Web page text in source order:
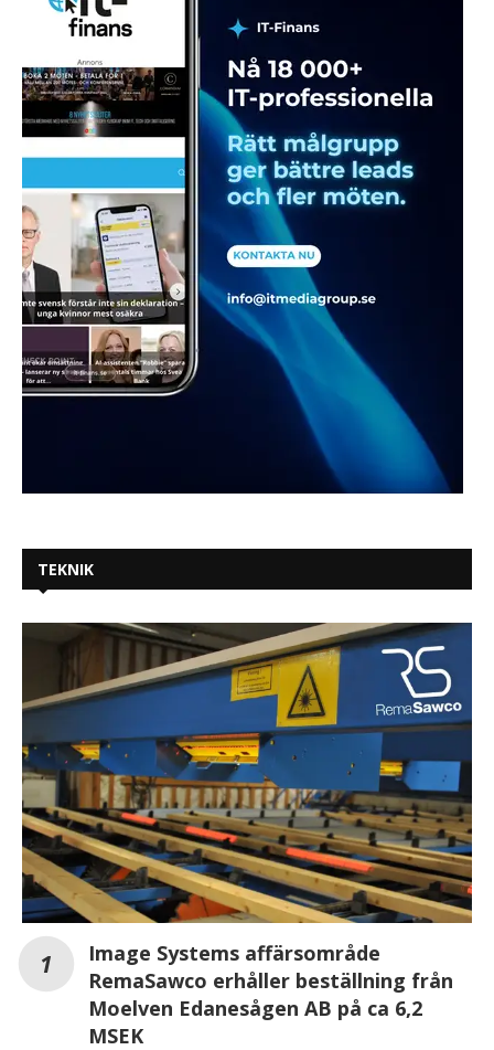
TEKNIK
Image Systems affärsområde
RemaSawco erhåller beställning från
Moelven Edanesågen AB på ca 6,2
MSEK